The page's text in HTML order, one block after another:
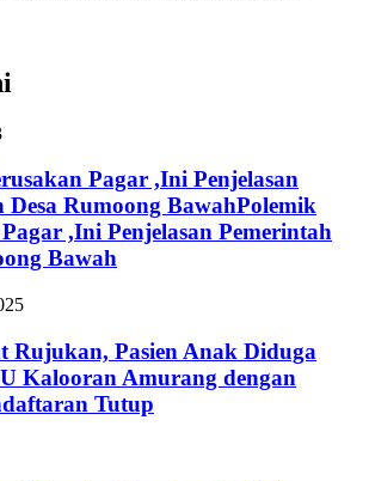
Pagar ,Ini Penjelasan
Desa Rumoong BawahPolemik
,Ini Penjelasan Pemerintah
Bawah
Rujukan, Pasien Anak Diduga
Kalooran Amurang dengan
Tutup‎